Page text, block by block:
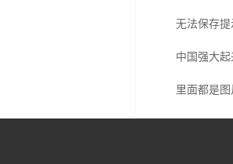
无法保存提
中国强大
里面都是